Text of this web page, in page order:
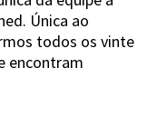
Única ao
todos os vinte
encontram